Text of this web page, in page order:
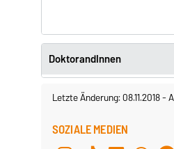
DoktorandInnen
Letzte Änderung: 08.11.2018-
SOZIALE MEDIEN